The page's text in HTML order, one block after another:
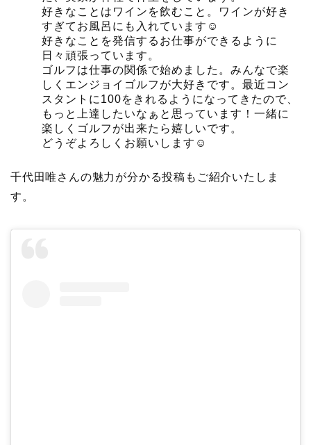
好きなことはワインを飲むこと。ワインが好き
すぎてお風呂にも入れています☺️
好きなことを発信するお仕事ができるように
日々頑張っています。
ゴルフは仕事の関係で始めました。みんなで楽
しくエンジョイゴルフが大好きです。最近コン
スタントに100をきれるようになってきたので、
もっと上達したいなぁと思っています！一緒に
楽しくゴルフが出来たら嬉しいです。
どうぞよろしくお願いします☺️
千代田唯さんの魅力が分かる投稿もご紹介いたしま
す。